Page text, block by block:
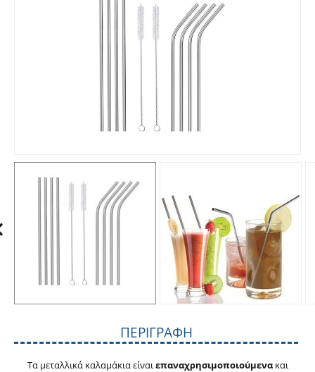
ΠΕΡΙΓΡΑΦΉ
Τα μεταλλικά καλαμάκια είναιεπαναχρησιμοποιούμενακαι